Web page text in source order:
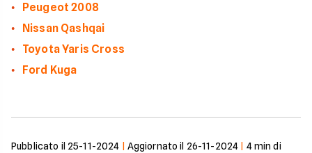
Peugeot 2008
Nissan Qashqai
Toyota Yaris Cross
Ford Kuga
Pubblicato il 25-11-2024 Aggiornato il 26-11-2024 4min di